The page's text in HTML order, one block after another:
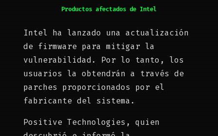
Productos afectados de Intel
Intel ha lanzado una actualización
de firmware para mitigar la
vulnerabilidad. Por lo tanto, los
usuarios la obtendrán a través de
parches proporcionados por el
fabricante del sistema.
Positive Technologies, quien